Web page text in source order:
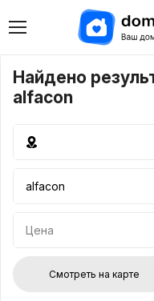
Найдено
alfacon
Цена
Смотреть на карте